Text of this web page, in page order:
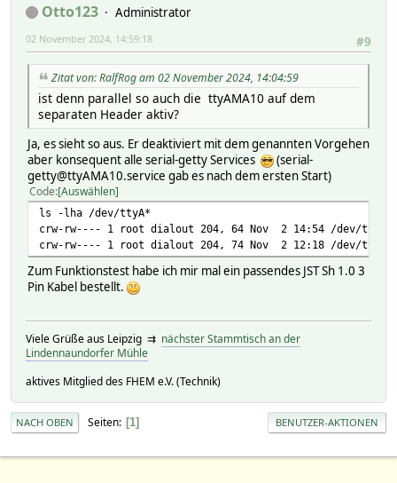
Otto123
Administrator
#9
02 November 2024, 14:59:18
Zitat von: RalfRog am 02 November 2024, 14:04:59
ist denn parallel so auch die ttyAMA10 auf dem
separaten Header aktiv?
Ja, es sieht so aus. Er deaktiviert mit dem genannten Vorgehen
aber konsequent alle serial-getty Services
(serial-
getty@ttyAMA10.service gab es nach dem ersten Start)
Code Auswählen
ls -lha /dev/ttyA*
crw-rw---- 1 root dialout 204, 64 Nov 2 14:54 /dev/
crw-rw---- 1 root dialout 204, 74 Nov 2 12:18 /dev/
Zum Funktionstest habe ich mir mal ein passendes JST Sh 1.0 3
Pin Kabel bestellt.
Viele Grüße aus Leipzig ⇉ nächster Stammtisch an der
Lindennaundorfer Mühle
aktives Mitglied des FHEM e.V. (Technik)
NACH OBEN Seiten 1 BENUTZER-AKTIONEN